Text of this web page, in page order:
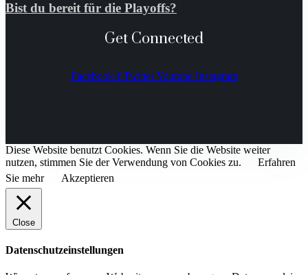
Bist du bereit für die Playoffs?
Get Connected
Facebook-f Twitter Youtube Instagram
Diese Website benutzt Cookies. Wenn Sie die Website weiter
nutzen, stimmen Sie der Verwendung von Cookies zu.
Erfahren
Sie mehr
Akzeptieren
Close
Datenschutzeinstellungen